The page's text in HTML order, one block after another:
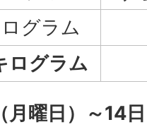
グラム
ログラム
曜日）～14